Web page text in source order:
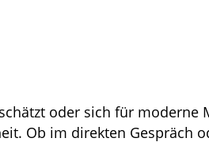
oder sich für
Ob im direkten Gespräch